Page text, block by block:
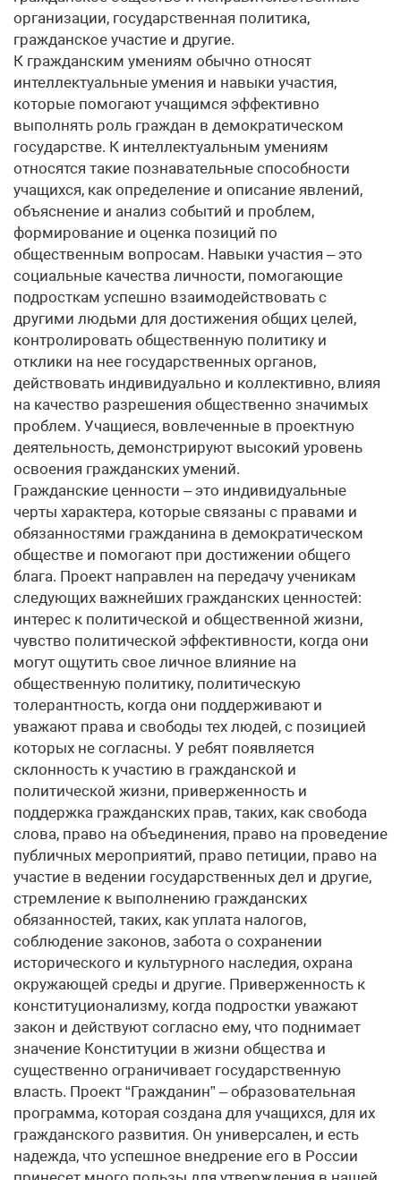
организации, государственная политика,
гражданское участие и другие.
К гражданским умениям обычно относят
интеллектуальные умения и навыки участия,
которые помогают учащимся эффективно
выполнять роль граждан в демократическом
государстве. К интеллектуальным умениям
относятся такие познавательные способности
учащихся, как определение и описание явлений,
объяснение и анализ событий и проблем,
формирование и оценка позиций по
общественным вопросам. Навыки участия – это
социальные качества личности, помогающие
подросткам успешно взаимодействовать с
другими людьми для достижения общих целей,
контролировать общественную политику и
отклики на нее государственных органов,
действовать индивидуально и коллективно, влияя
на качество разрешения общественно значимых
проблем. Учащиеся, вовлеченные в проектную
деятельность, демонстрируют высокий уровень
освоения гражданских умений.
Гражданские ценности – это индивидуальные
черты характера, которые связаны с правами и
обязанностями гражданина в демократическом
обществе и помогают при достижении общего
блага. Проект направлен на передачу ученикам
следующих важнейших гражданских ценностей:
интерес к политической и общественной жизни,
чувство политической эффективности, когда они
могут ощутить свое личное влияние на
общественную политику, политическую
толерантность, когда они поддерживают и
уважают права и свободы тех людей, с позицией
которых не согласны. У ребят появляется
склонность к участию в гражданской и
политической жизни, приверженность и
поддержка гражданских прав, таких, как свобода
слова, право на объединения, право на проведение
публичных мероприятий, право петиции, право на
участие в ведении государственных дел и другие,
стремление к выполнению гражданских
обязанностей, таких, как уплата налогов,
соблюдение законов, забота о сохранении
исторического и культурного наследия, охрана
окружающей среды и другие. Приверженность к
конституционализму, когда подростки уважают
закон и действуют согласно ему, что поднимает
значение Конституции в жизни общества и
существенно ограничивает государственную
власть. Проект “Гражданин” – образовательная
программа, которая создана для учащихся, для их
гражданского развития. Он универсален, и есть
надежда, что успешное внедрение его в России